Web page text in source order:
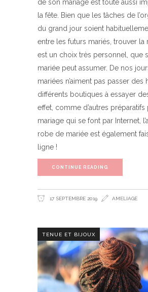
de son mariage est toute aussi
la fête. Bien que les tâches de
du grand jour soient
entre les futurs mariés, trouver la
est un choix très personnel, que
mariée peut assumer. De nos
mariées n’aiment pas passer des
différents boutiques à essayer
effet, comme d’autres préparatifs
mariage qui se font par Internet,
robe de mariée est également
ligne !
CONTINUE READING
17 SEPTEMBRE 2019 AMELIAGE
TENUE ET BIJOUX